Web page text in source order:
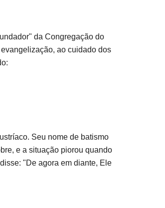
da Congregação do
ao cuidado dos
Seu nome de batismo
e a situação piorou quando
"De agora em diante, Ele